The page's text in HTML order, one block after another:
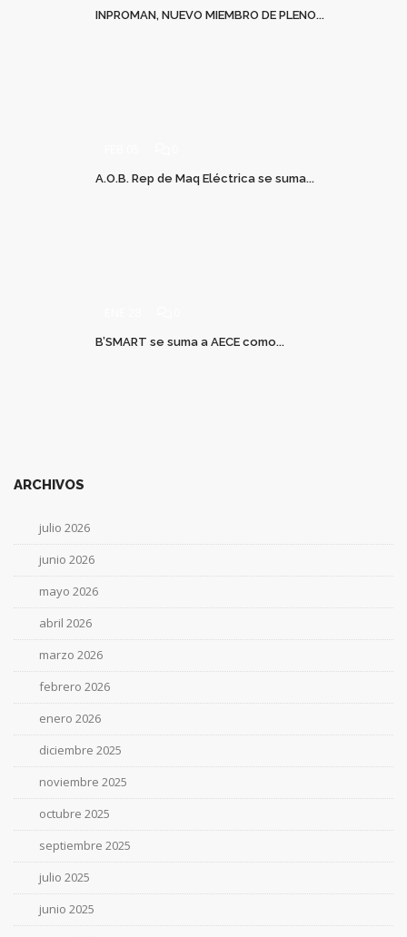
INPROMAN, NUEVO MIEMBRO DE PLENO...
A.O.B. Rep de Maq Eléctrica se suma...
B’SMART se suma a AECE como...
ARCHIVOS
julio 2026
junio 2026
mayo 2026
abril 2026
marzo 2026
febrero 2026
enero 2026
diciembre 2025
noviembre 2025
octubre 2025
septiembre 2025
julio 2025
junio 2025